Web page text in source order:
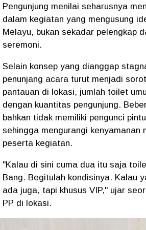
Pengunjung menilai seharusnya
dalam kegiatan yang mengusung
Melayu, bukan sekadar pelengkap
seremoni.
Selain konsep yang dianggap
penunjang acara turut menjadi
pantauan di lokasi, jumlah toilet
dengan kuantitas pengunjung.
bahkan tidak memiliki pengunci
sehingga mengurangi kenyamanan
peserta kegiatan.
"Kalau di sini cuma dua itu saja
Bang. Begitulah kondisinya. Kalau
ada juga, tapi khusus VIP," ujar
PP di lokasi.